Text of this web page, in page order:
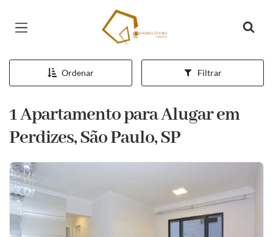
Página inicial
Ordenar Filtrar
1 Apartamento para Alugar em
Perdizes, São Paulo, SP